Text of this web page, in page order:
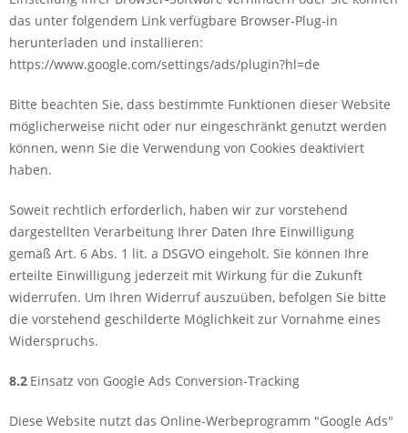
das unter folgendem Link verfügbare Browser-Plug-in
herunterladen und installieren:
https://www.google.com/settings/ads/plugin?hl=de
Bitte beachten Sie, dass bestimmte Funktionen dieser Website
möglicherweise nicht oder nur eingeschränkt genutzt werden
können, wenn Sie die Verwendung von Cookies deaktiviert
haben.
Soweit rechtlich erforderlich, haben wir zur vorstehend
dargestellten Verarbeitung Ihrer Daten Ihre Einwilligung
gemäß Art. 6 Abs. 1 lit. a DSGVO eingeholt. Sie können Ihre
erteilte Einwilligung jederzeit mit Wirkung für die Zukunft
widerrufen. Um Ihren Widerruf auszuüben, befolgen Sie bitte
die vorstehend geschilderte Möglichkeit zur Vornahme eines
Widerspruchs.
8.2 Einsatz von Google Ads Conversion-Tracking
Diese Website nutzt das Online-Werbeprogramm "Google Ads"